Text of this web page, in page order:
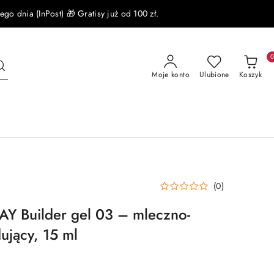
dnia (InPost) 🎁 Gratisy już od 100 zł.
Moje konto Ulubione Koszyk
0
(0)
Builder gel 03 – mleczno-
15 ml